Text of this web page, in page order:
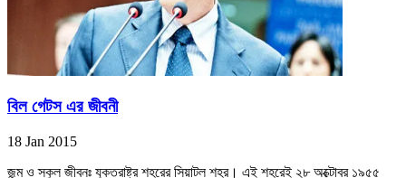
বিল গেটস এর জীবনী
18 Jan 2015
জন্ম ও স্কুল জীবনঃ যুক্তরাষ্ট্র শহরের সিয়াটল শহর। এই শহরেই ২৮ অক্টোবর ১৯৫৫